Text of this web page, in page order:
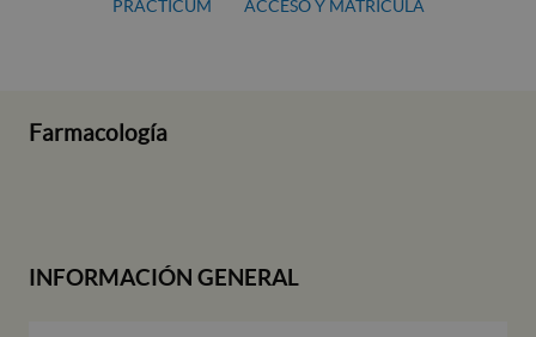
PRÁCTICUM ACCESO Y MATRÍCULA
Farmacología
INFORMACIÓN GENERAL